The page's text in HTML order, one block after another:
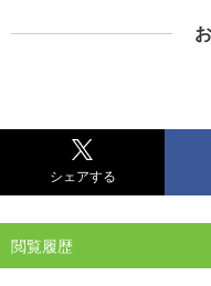
シェアする
閲覧履歴